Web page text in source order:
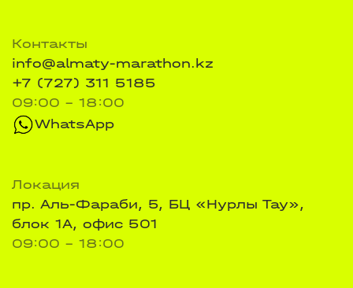
Контакты
info@almaty-marathon.kz
+7 (727) 311 5185
09:00 - 18:00
WhatsApp
Локация
пр. Аль-Фараби, 5, БЦ «Нурлы Тау»,
блок 1А, офис 501
09:00 - 18:00